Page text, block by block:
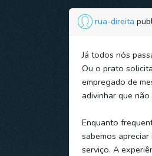
rua-direita
Já todos nós
Ou o prato
empregado de
adivinhar que
Enquanto
sabemos apreciar
serviço. A